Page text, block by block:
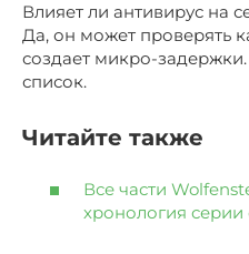
Влияет ли антивирус на
Да, он может проверять
создает микро-
список.
Читайте также
Все части
хронология серии